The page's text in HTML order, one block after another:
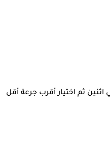
ثم اختيار أقرب جرعة أقل